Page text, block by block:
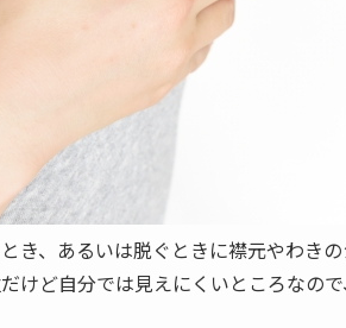
き、あるいは脱ぐときに襟元やわき
けど自分では見えにくいところなの